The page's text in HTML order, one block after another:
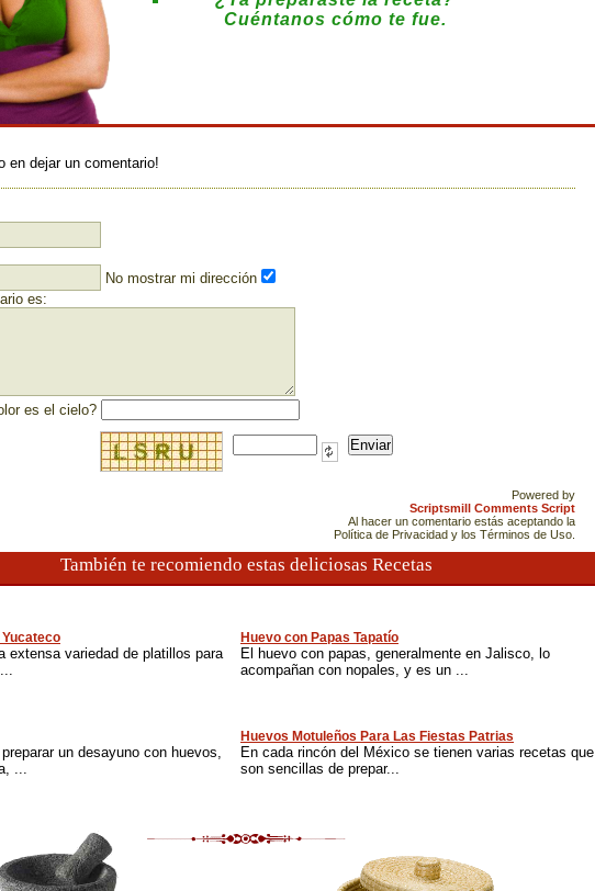
Cuéntanos cómo te fue.
en dejar un comentario!
No mostrar mi dirección
es:
es el cielo?
Powered by
Scriptsmill Comments Script
Al hacer un comentario estás aceptando la
Política de Privacidad y los Términos de Uso.
También te recomiendo estas deliciosas Recetas
extensa variedad de platillos para
Huevo con Papas Tapatío
El huevo con papas, generalmente en Jalisco, lo
acompañan con nopales, y es un ...
un desayuno con huevos,
...
Huevos Motuleños Para Las Fiestas Patrias
En cada rincón del México se tienen varias recetas que
son sencillas de prepar...